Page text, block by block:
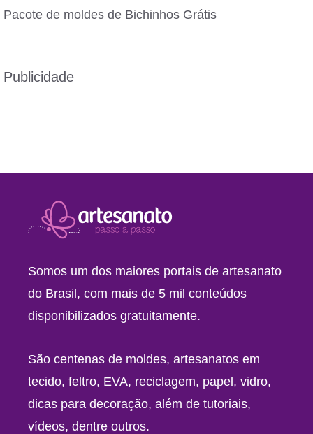
Pacote de moldes de Bichinhos Grátis
Publicidade
Somos um dos maiores portais de artesanato
do Brasil, com mais de 5 mil conteúdos
disponibilizados gratuitamente.
São centenas de moldes, artesanatos em
tecido, feltro, EVA, reciclagem, papel, vidro,
dicas para decoração, além de tutoriais,
vídeos, dentre outros.